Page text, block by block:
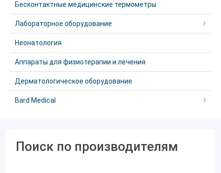
Бесконтактные медицинские термометры
Лабораторное оборудование
Неонатология
Аппараты для физиотерапии и лечения
Дерматологическое оборудование
Bard Medical
Поиск по производителям